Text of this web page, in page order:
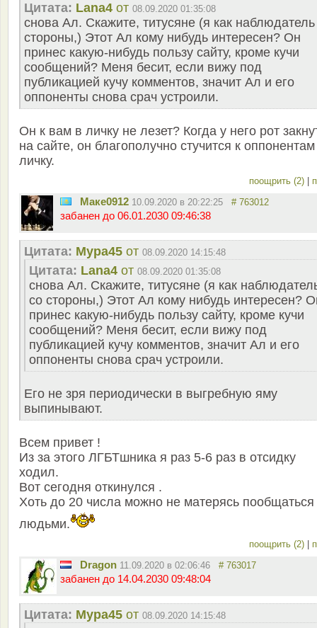
Цитата: Lana4 от 08.09.2020 01:35:08
снова Ал. Скажите, титусяне (я как наблюдатель
стороны,) Этот Ал кому нибудь интересен? Он
принес какую-нибудь пользу сайту, кроме кучи
сообщений? Меня бесит, если вижу под
публикацией кучу комментов, значит Ал и его
оппоненты снова срач устроили.
Он к вам в личку не лезет? Когда у него рот
на сайте, он благополучно стучится к
личку.
поощрить (2)
Маке0912 10.09.2020 в 20:22:25 # 763012
забанен до 06.01.2030 09:46:38
Цитата: Мура45 от 08.09.2020 14:15:48
Цитата: Lana4 от 08.09.2020 01:35:08
снова Ал. Скажите, титусяне (я как
со стороны,) Этот Ал кому нибудь интересен?
принес какую-нибудь пользу сайту, кроме кучи
сообщений? Меня бесит, если вижу под
публикацией кучу комментов, значит Ал и его
оппоненты снова срач устроили.
Его не зря периодически в выгребную яму
выпинывают.
Всем привет !
Из за этого ЛГБТшника я раз 5-6 раз в отсидку
ходил.
Вот сегодня откинулся .
Хоть до 20 числа можно не матерясь пообщаться
людьми.
поощрить (2)
Dragon 11.09.2020 в 02:06:46 # 763017
забанен до 14.04.2030 09:48:04
Цитата: Мура45 от 08.09.2020 14:15:48